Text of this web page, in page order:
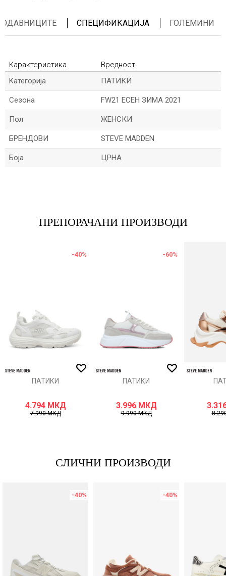
СПЕЦИФИКАЦИЈА ГОЛЕМИНИ
Карактеристика
Вредност
Kатегорија
ПАТИКИ
Сезона FW21 ЕСЕН ЗИМА 2021
Пол ЖЕНСКИ
БРЕНДОВИ STEVE MADDEN
Боја ЦРНА
ПРЕПОРАЧАНИ ПРОИЗВОДИ
-40%
ПАТИКИ
4.794 МКД
7.990МКД
-60%
ПАТИКИ
3.996 МКД
9.990МКД
СЛИЧНИ ПРОИЗВОДИ
-40% -40%